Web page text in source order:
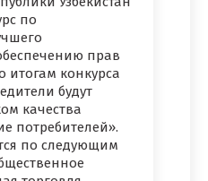
по
прав
итогам конкурса
будут
качества
потребителей».
по следующим